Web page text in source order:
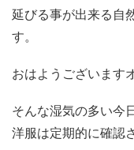
延びる事が出来る自
す。
おはようございます
そんな湿気の多い今
洋服は定期的に確認